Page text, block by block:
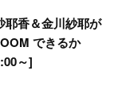
耶香＆金川紗耶が
できるか
～]